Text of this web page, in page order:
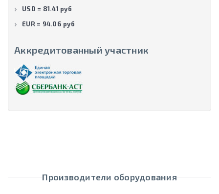
USD = 81.41 руб
EUR = 94.06 руб
Аккредитованный участник
Производители оборудования